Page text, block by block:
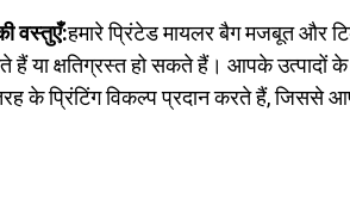
वस्तुएँ:हमारे प्रिंटेड मायलर बैग मजबूत और
या क्षतिग्रस्त हो सकते हैं। आपके उत्पादों के
के प्रिंटिंग विकल्प प्रदान करते हैं, जिससे